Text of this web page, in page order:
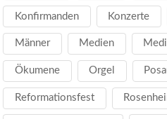
Konfirmanden Konzerte
Männer Medien
Ökumene Orgel
Reformationsfest